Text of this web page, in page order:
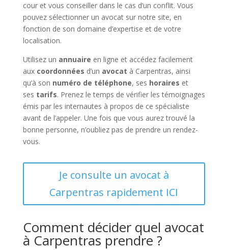
cour et vous conseiller dans le cas d’un conflit. Vous
pouvez sélectionner un avocat sur notre site, en
fonction de son domaine d’expertise et de votre
localisation.
Utilisez un annuaire en ligne et accédez facilement
aux coordonnées d’un avocat à Carpentras, ainsi
qu’à son numéro de téléphone, ses horaires et
ses tarifs. Prenez le temps de vérifier les témoignages
émis par les internautes à propos de ce spécialiste
avant de l’appeler. Une fois que vous aurez trouvé la
bonne personne, n’oubliez pas de prendre un rendez-
vous.
Je consulte un avocat à
Carpentras rapidement ICI
Comment décider quel avocat
à Carpentras prendre ?